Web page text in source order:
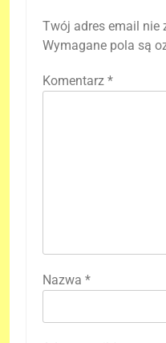
Twój adres email nie
Wymagane pola są
Komentarz *
Nazwa *